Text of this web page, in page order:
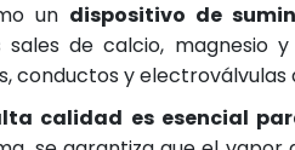
un dispositivo de
sales de calcio,
conductos y electroválvulas
calidad es esencial